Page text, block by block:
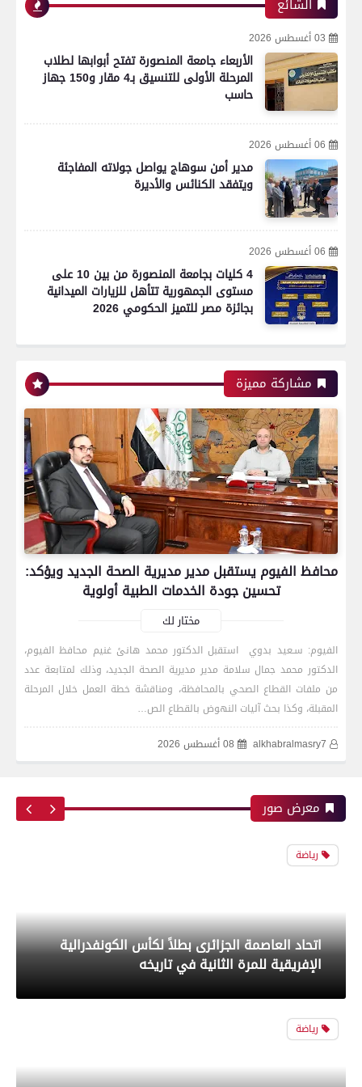
الشائع
03 أغسطس 2026
الأربعاء جامعة المنصورة تفتح أبوابها لطلاب
المرحلة الأولى للتنسيق بـ4 مقار و150 جهاز
حاسب
06 أغسطس 2026
مدير أمن سوهاج يواصل جولاته المفاجئة
ويتفقد الكنائس والأديرة
06 أغسطس 2026
4 كليات بجامعة المنصورة من بين 10 على
مستوى الجمهورية تتأهل للزيارات الميدانية
بجائزة مصر للتميز الحكومي 2026
مشاركة مميزة
محافظ الفيوم يستقبل مدير مديرية الصحة الجديد ويؤكد:
تحسين جودة الخدمات الطبية أولوية
مختار لك
الفيوم: سـعيد بدوي استقبل الدكتور محمد هانئ غنيم محافظ الفيوم،
الدكتور محمد جمال سلامة مدير مديرية الصحة الجديد، وذلك لمتابعة عدد
من ملفات القطاع الصحي بالمحافظة، ومناقشة خطة العمل خلال المرحلة
المقبلة، وكذا بحث آليات النهوض بالقطاع الص…
alkhabralmasry7
08 أغسطس 2026
معرض صور
رياضة
اتحاد العاصمة الجزائرى بطلاً لكأس الكونفدرالية
الإفريقية للمرة الثانية في تاريخه
رياضة
بعدسة الخبر المصري| شاهد أبرز لقطات الشوط
الأول لمباراة الزمالك واتحاد العاصمة الجزائري فى
نهائي كأس الكونفدرالية الإفريقية
رياضة